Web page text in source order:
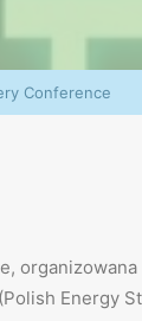
Conference
Energy